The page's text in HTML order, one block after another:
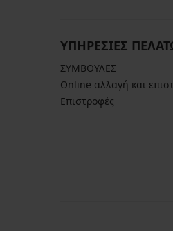
συμπίεσης
Finish
ψηλές
€
προσφορά
ΥΠΗΡΕΣΙΕΣ
ΣΥΜΒΟΥΛΕΣ
Online αλλαγή και
Επιστροφές